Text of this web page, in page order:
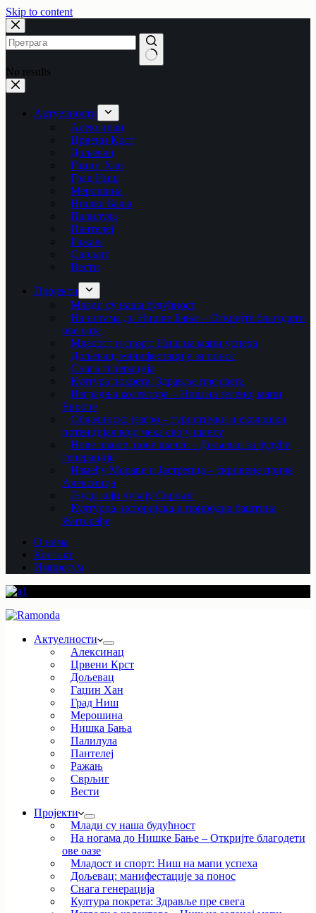
Skip to content
No results
Актуелности
Алексинац
Црвени Крст
Дољевац
Гаџин Хан
Град Ниш
Мерошина
Нишка Бања
Палилула
Пантелеј
Ражањ
Сврљиг
Вести
Пројекти
Млади су наша будућност
На ногама до Нишке Бање – Откријте благодети
ове оазе
Младост и спорт: Ниш на мапи успеха
Дољевац: манифестације за понос
Снага генерација
Култура покрета: Здравље пре свега
Изградња колектора – Ниш на зеленој мапи
Европе
Облачинско језеро – туристички и еколошки
потенцијал који чека своју шансу
Нове школе, нове шансе – Дољевац за будуће
генерације
Између Мораве и Јастрепца – скривене приче
Алексинца
Људи који чувају Сврљиг
Културна, историјска и природна баштина
Житорађе
О нама
Контакт
Импресум
Актуелности
Алексинац
Црвени Крст
Дољевац
Гаџин Хан
Град Ниш
Мерошина
Нишка Бања
Палилула
Пантелеј
Ражањ
Сврљиг
Вести
Пројекти
Млади су наша будућност
На ногама до Нишке Бање – Откријте благодети
ове оазе
Младост и спорт: Ниш на мапи успеха
Дољевац: манифестације за понос
Снага генерација
Култура покрета: Здравље пре свега